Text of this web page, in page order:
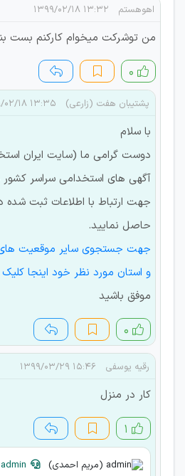
اهوهستم ۱۳:۳۲ ۱۳۹۹/۰۲/۱۸
من توشرکت میخوام کارکنم بست
۰
پشتیبان هفت (زارعی) ۱۳:۳۵ ۱۳۹۹/۰۲/۱۸
با سلام
دوست گرامی ما (سایت ایران
آگهی های استخدامی سراسر کشور
جهت ارتباط با اطلاعات ثبت
حاصل نمایید.
جهت جستجوی سایر موقعیت
و استان مورد نظر خود اینجا کلیک
موفق باشید
۰
رقیه یوسفی ۱۵:۴۶ ۱۳۹۹/۰۳/۲۹
کار در منزل
۱